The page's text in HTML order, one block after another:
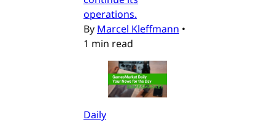
operations.
By Marcel Kleffmann •
1 min read
Daily